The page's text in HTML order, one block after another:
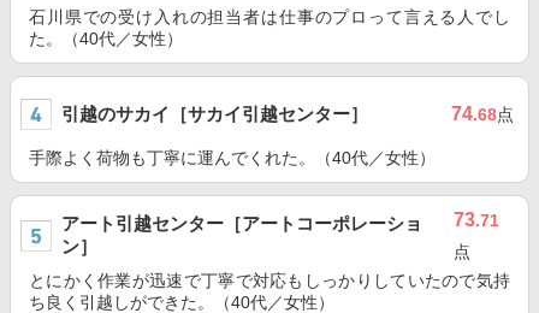
石川県での受け入れの担当者は仕事のプロって言える人でし
た。（40代／女性）
引越のサカイ［サカイ引越センター］ 74.68点
手際よく荷物も丁寧に運んでくれた。（40代／女性）
アート引越センター［アートコーポレーショ
ン］
73.71
点
とにかく作業が迅速で丁寧で対応もしっかりしていたので気持
ち良く引越しができた。（40代／女性）